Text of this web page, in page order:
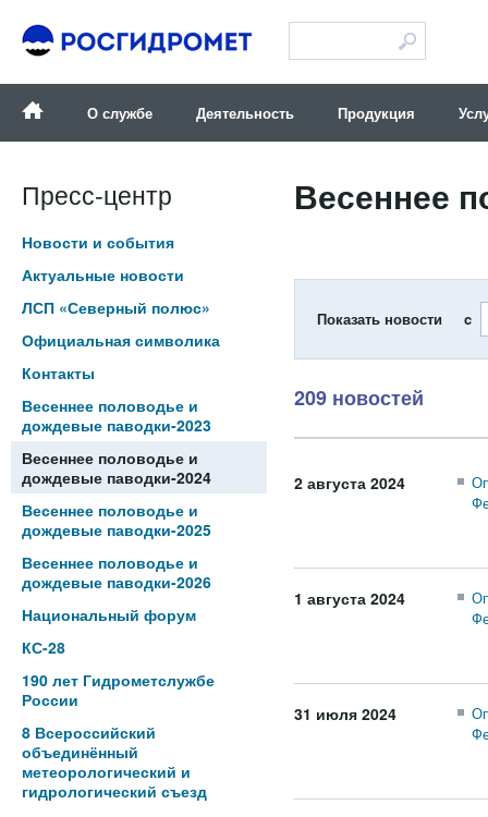
О службе Деятельность Продукция
Пресс-центр
Новости и события
Актуальные новости
ЛСП «Северный полюс»
Официальная символика
Контакты
Весеннее половодье и
дождевые паводки-2023
Весеннее половодье и
дождевые паводки-2024
Весеннее половодье и
дождевые паводки-2025
Весеннее половодье и
дождевые паводки-2026
Национальный форум
КС-28
190 лет Гидрометслужбе
России
8 Всероссийский
объединённый
метеорологический и
гидрологический съезд
Весеннее
Показать новости c
209 новостей
2 августа 2024
1 августа 2024
31 июля 2024